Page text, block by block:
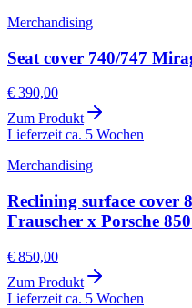
Merchandising
Seat cover 740/747
€ 390,00
Zum Produkt
Lieferzeit ca. 5 Wochen
Merchandising
Reclining surface cover
Frauscher x Porsche
€ 850,00
Zum Produkt
Lieferzeit ca. 5 Wochen